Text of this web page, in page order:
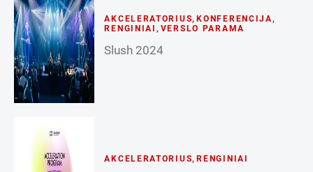
AKCELERATORIUS,KONFERENCIJA,
RENGINIAI , VERSLO PARAMA
Slush 2024
AKCELERATORIUS,RENGINIAI